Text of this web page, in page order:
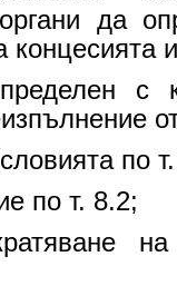
да
концесията
с
по
по т. 8.2;